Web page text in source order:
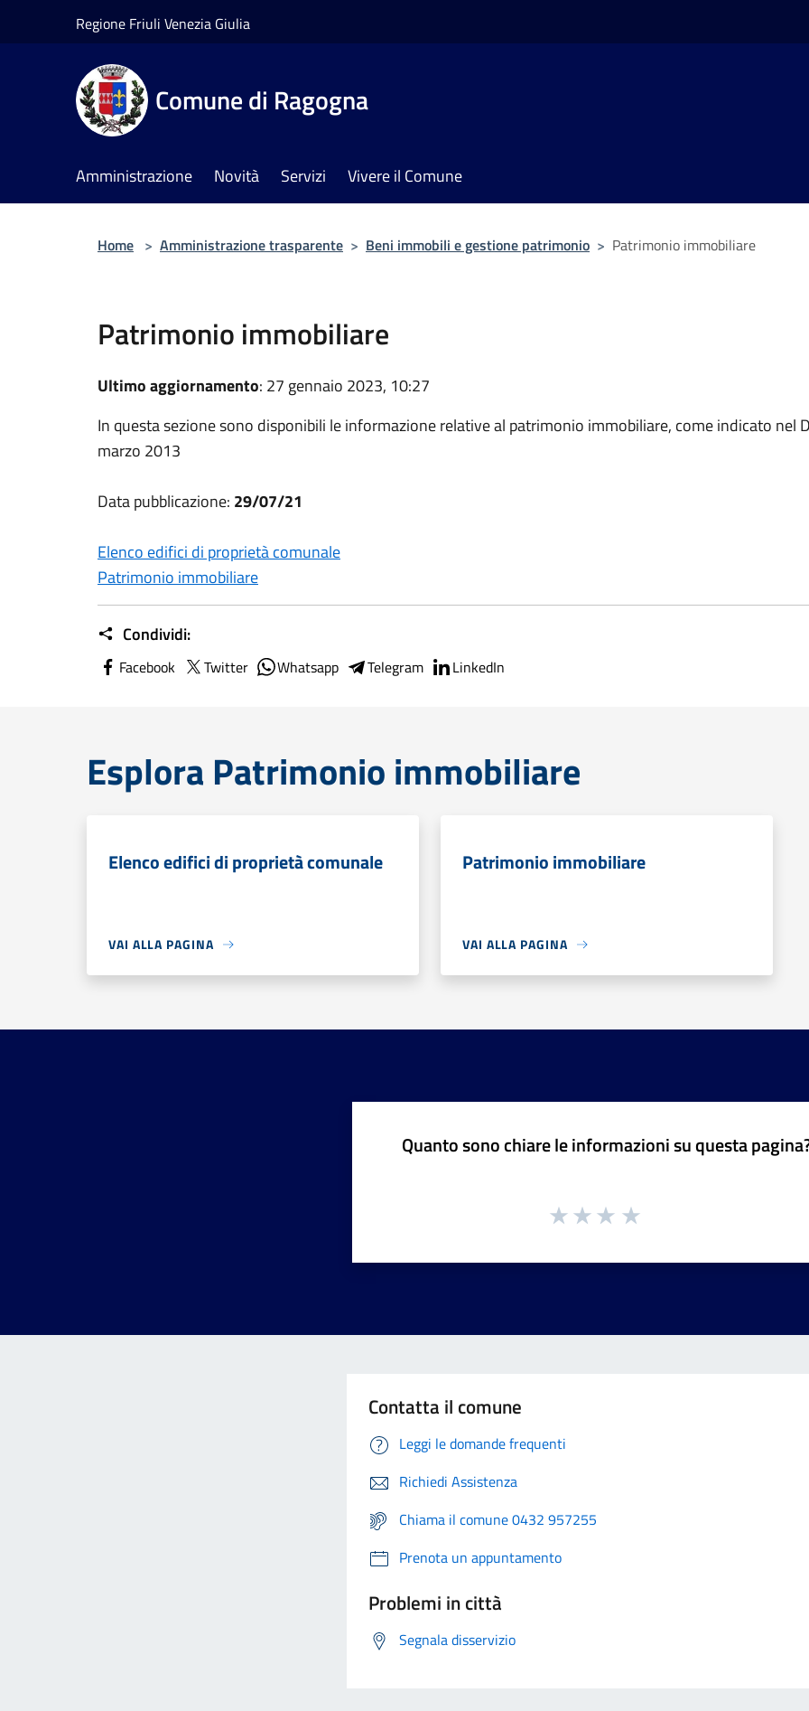
Regione Friuli Venezia Giulia
Comune di Ragogna
Amministrazione Novità Servizi Vivere il Comune
Home > Amministrazione trasparente > Beni immobili e gestione patrimonio > Patrimonio immobiliare
Patrimonio immobiliare
Ultimo aggiornamento: 27 gennaio 2023, 10:27
In questa sezione sono disponibili le informazione relative al patrimonio immobiliare, come indicato nel
marzo 2013
Data pubblicazione: 29/07/21
Elenco edifici di proprietà comunale
Patrimonio immobiliare
Condividi:
Facebook Twitter Whatsapp Telegram LinkedIn
Esplora Patrimonio immobiliare
Elenco edifici di proprietà comunale
VAI ALLA PAGINA
Patrimonio immobiliare
VAI ALLA PAGINA
Quanto sono chiare le informazioni su questa
Contatta il comune
Leggi le domande frequenti
Richiedi Assistenza
Chiama il comune 0432 957255
Prenota un appuntamento
Problemi in città
Segnala disservizio